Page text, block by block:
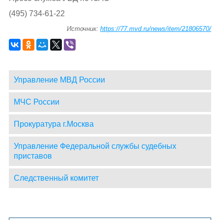
(495) 734-61-22
Источник:https://77.mvd.ru/news/item/21806570/
Управление МВД России
МЧС России
Прокуратура г.Москва
Управление Федеральной службы судебных
приставов
Следственный комитет